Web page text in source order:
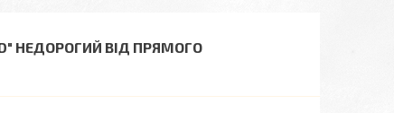
НЕДОРОГИЙ ВІД ПРЯМОГО